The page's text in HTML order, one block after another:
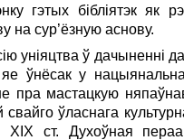
гэтых бібліятэк як
на сур’ёзную аснову.
ў дачыненні да
ўнёсак у
пра мастацкую
ўласнага
ст. Духоўная